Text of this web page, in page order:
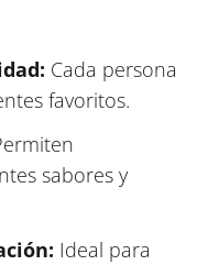
Cada persona
favoritos.
sabores y
Ideal para